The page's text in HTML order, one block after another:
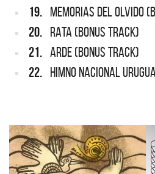
19. MEMORIAS DEL OLVIDO
20. RATA (BONUS TRACK)
21. ARDE (BONUS TRACK)
22. HIMNO NACIONAL